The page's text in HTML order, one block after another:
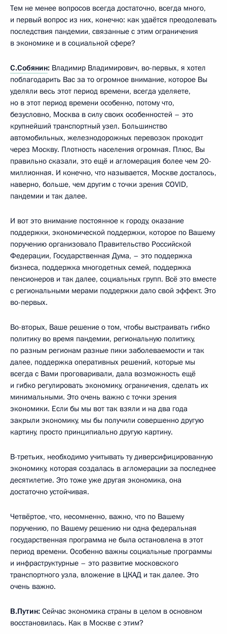
Тем не менее вопросов всегда достаточно, всегда много,
и первый вопрос из них, конечно: как удаётся преодолевать
последствия пандемии, связанные с этим ограничения
в экономике и в социальной сфере?
С.Собянин: Владимир Владимирович, во-первых, я хотел
поблагодарить Вас за то огромное внимание, которое Вы
уделяли весь этот период времени, всегда уделяете,
но в этот период времени особенно, потому что,
безусловно, Москва в силу своих особенностей – это
крупнейший транспортный узел. Большинство
автомобильных, железнодорожных перевозок проходит
через Москву. Плотность населения огромная. Плюс, Вы
правильно сказали, это ещё и агломерация более чем 20-
миллионная. И конечно, что называется, Москве досталось,
наверно, больше, чем другим с точки зрения COVID,
пандемии и так далее.
И вот это внимание постоянное к городу, оказание
поддержки, экономической поддержки, которое по Вашему
поручению организовало Правительство Российской
Федерации, Государственная Дума, – это поддержка
бизнеса, поддержка многодетных семей, поддержка
пенсионеров и так далее, социальных групп. Всё это вместе
с региональными мерами поддержки дало свой эффект. Это
во-первых.
Во-вторых, Ваше решение о том, чтобы выстраивать гибко
политику во время пандемии, региональную политику,
по разным регионам разные пики заболеваемости и так
далее, поддержка оперативных решений, которые мы
всегда с Вами проговаривали, дала возможность ещё
и гибко регулировать экономику, ограничения, сделать их
минимальными. Это очень важно с точки зрения
экономики. Если бы мы вот так взяли и на два года
закрыли экономику, мы бы получили совершенно другую
картину, просто принципиально другую картину.
В-третьих, необходимо учитывать ту диверсифицированную
экономику, которая создалась в агломерации за последнее
десятилетие. Это тоже уже другая экономика, она
достаточно устойчивая.
Четвёртое, что, несомненно, важно, что по Вашему
поручению, по Вашему решению ни одна федеральная
государственная программа не была остановлена в этот
период времени. Особенно важны социальные программы
и инфраструктурные – это развитие московского
транспортного узла, вложение в ЦКАД и так далее. Это
очень важно.
В.Путин: Сейчас экономика страны в целом в основном
восстановилась. Как в Москве с этим?